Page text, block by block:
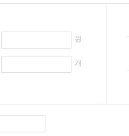
원
개